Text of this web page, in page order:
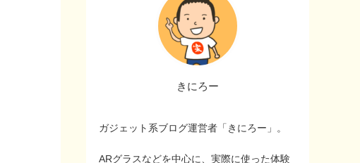
きにろー
ガジェット系ブログ運営者「きにろー」。
ARグラスなどを中心に、実際に使った体験